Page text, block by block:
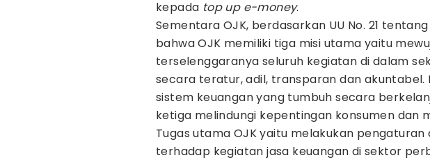
kepada top up e-money.
Sementara OJK, berdasarkan UU No. 21
bahwa OJK memiliki tiga misi utama yaitu
terselenggaranya seluruh kegiatan di dalam
secara teratur, adil, transparan dan akuntabel.
sistem keuangan yang tumbuh secara
ketiga melindungi kepentingan konsumen dan
Tugas utama OJK yaitu melakukan pengaturan
terhadap kegiatan jasa keuangan di sektor